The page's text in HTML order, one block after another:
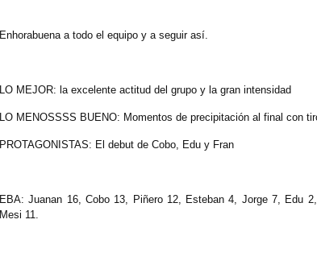
Enhorabuena a todo el equipo y a seguir así.
LO MEJOR: la excelente actitud del grupo y la gran intensidad
LO MENOSSSS BUENO: Momentos de precipitación al final con
PROTAGONISTAS: El debut de Cobo, Edu y Fran
EBA: Juanan 16, Cobo 13, Piñero 12, Esteban 4, Jorge 7, Edu
Mesi 11.